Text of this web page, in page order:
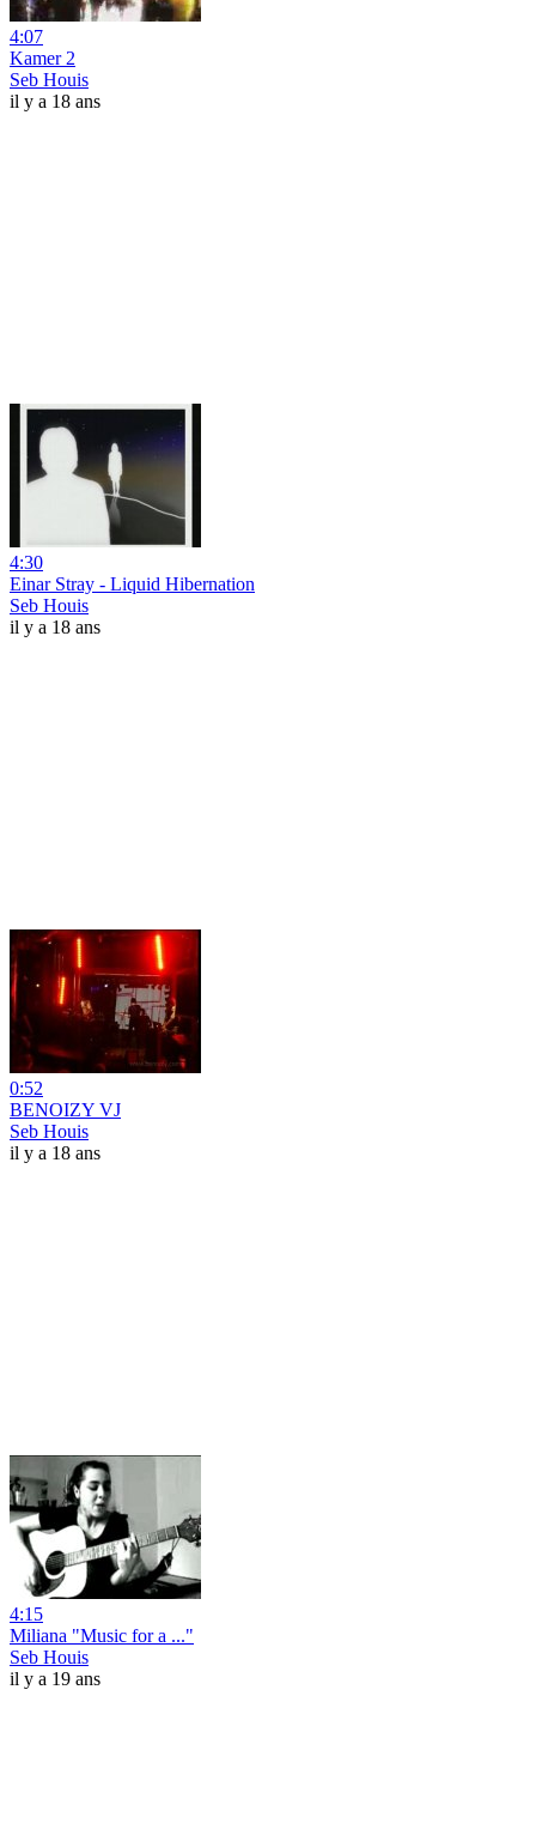
4:07
Kamer 2
Seb Houis
il y a 18 ans
4:30
Einar Stray - Liquid Hibernation
Seb Houis
il y a 18 ans
0:52
BENOIZY VJ
Seb Houis
il y a 18 ans
4:15
Miliana "Music for a ..."
Seb Houis
il y a 19 ans